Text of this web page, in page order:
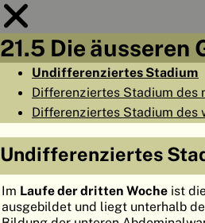
21.5 Die äusseren
Undifferenziertes Stadium
Differenziertes Stadium des
Differenziertes Stadium des
Undifferenziertes
Im Laufe der dritten Woche ist
ausgebildet und liegt unterhalb